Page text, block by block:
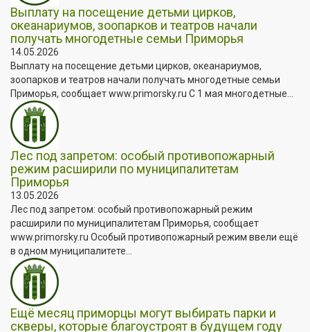
Выплату на посещение детьми цирков,
океанариумов, зоопарков и театров начали
получать многодетные семьи Приморья
14.05.2026
Выплату на посещение детьми цирков, океанариумов,
зоопарков и театров начали получать многодетные семьи
Приморья, сообщает www.primorsky.ru С 1 мая многодетные...
Лес под запретом: особый противопожарный
режим расширили по муниципалитетам
Приморья
13.05.2026
Лес под запретом: особый противопожарный режим
расширили по муниципалитетам Приморья, сообщает
www.primorsky.ru Особый противопожарный режим ввели ещё
в одном муниципалитете...
Ещё месяц приморцы могут выбирать парки и
скверы, которые благоустроят в будущем году